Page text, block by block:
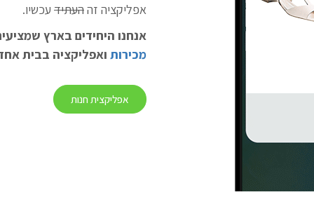
אפליקציה זההעתיד עכשיו.
אנחנו היחידים בארץ
מכירות ואפליקציה בבית
אפליקצית חנות